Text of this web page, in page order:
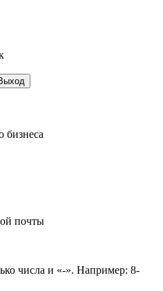
бизнеса
почты
числа и «-». Например: 8-